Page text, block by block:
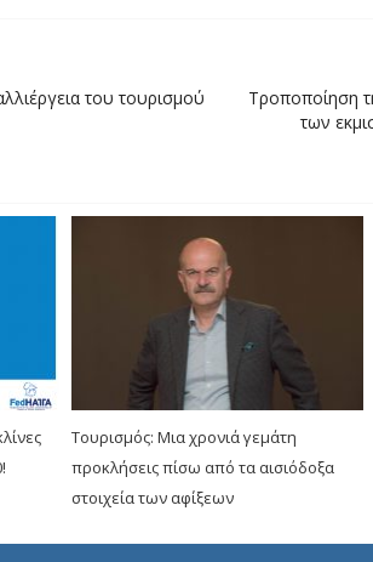
του τουρισμού
Τροποποίηση
των
Τουρισμός: Μια χρονιά γεμάτη
προκλήσεις πίσω από τα αισιόδοξα
στοιχεία των αφίξεων